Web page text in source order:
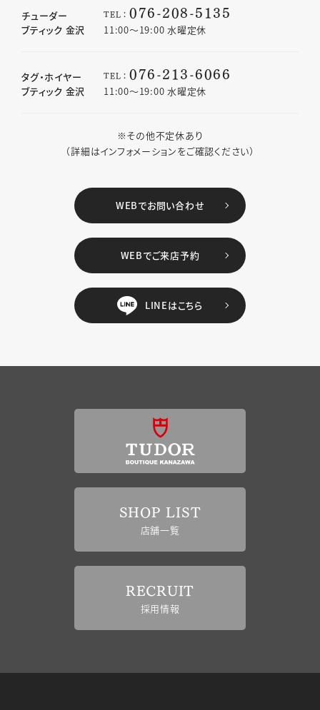
チューダー
ブティック 金沢
TEL： 076-208-5135
11:00〜19:00 水曜定休
タグ・ホイヤー
ブティック 金沢
TEL： 076-213-6066
11:00〜19:00 水曜定休
※その他不定休あり
（詳細はインフォメーションをご確認ください）
WEBでお問い合わせ
WEBでご来店予約
LINEはこちら
SHOP LIST
店舗一覧
RECRUIT
採用情報